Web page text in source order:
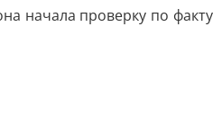
начала проверку по факту